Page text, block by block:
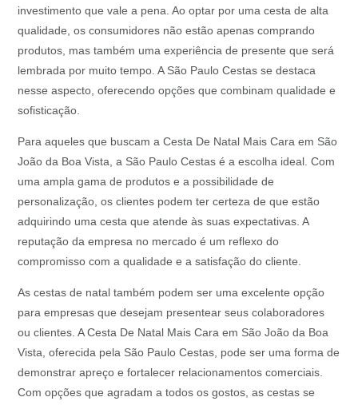
investimento que vale a pena. Ao optar por uma cesta de alta
qualidade, os consumidores não estão apenas comprando
produtos, mas também uma experiência de presente que será
lembrada por muito tempo. A São Paulo Cestas se destaca
nesse aspecto, oferecendo opções que combinam qualidade e
sofisticação.
Para aqueles que buscam a Cesta De Natal Mais Cara em São
João da Boa Vista, a São Paulo Cestas é a escolha ideal. Com
uma ampla gama de produtos e a possibilidade de
personalização, os clientes podem ter certeza de que estão
adquirindo uma cesta que atende às suas expectativas. A
reputação da empresa no mercado é um reflexo do
compromisso com a qualidade e a satisfação do cliente.
As cestas de natal também podem ser uma excelente opção
para empresas que desejam presentear seus colaboradores
ou clientes. A Cesta De Natal Mais Cara em São João da Boa
Vista, oferecida pela São Paulo Cestas, pode ser uma forma de
demonstrar apreço e fortalecer relacionamentos comerciais.
Com opções que agradam a todos os gostos, as cestas se